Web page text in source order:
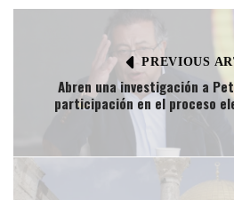
PREVIOUS
Abren una investigación a
participación en el proceso